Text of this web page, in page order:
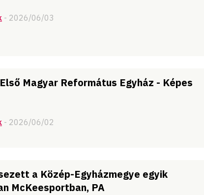
- 2026/06/03
Magyar Református Egyház - Képes
- 2026/06/02
a Közép-Egyházmegye egyik
McKeesportban, PA